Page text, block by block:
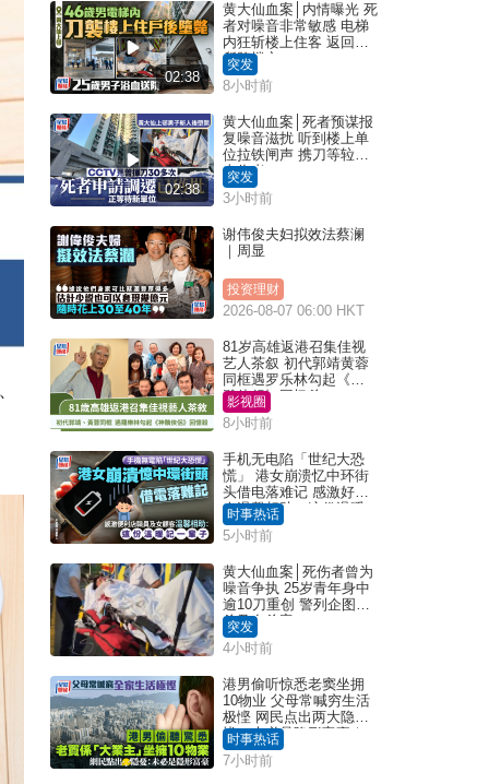
02:38
黄大仙血案│内情曝光 死
者对噪音非常敏感 电梯
内狂斩楼上住客 返回住
所堕楼亡
突发
8小时前
02:38
黄大仙血案│死者预谋报
复噪音滋扰 听到楼上单
位拉铁闸声 携刀等䢂伏
击伤者
突发
3小时前
谢伟俊夫妇拟效法蔡澜
｜周显
投资理财
2026-08-07 06:00 HKT
81岁高雄返港召集佳视
艺人茶叙 初代郭靖黄蓉
同框遇罗乐林勾起《神
雕侠侣》回忆杀
影视圈
8小时前
手机无电陷「世纪大恐
慌」 港女崩溃忆中环街
头借电落难记 感激好心
人温馨相助：这份温暖
记一辈子｜Juicy叮
时事热话
5小时前
黄大仙血案│死伤者曾为
噪音争执 25岁青年身中
逾10刀重创 警列企图谋
杀及自杀案
突发
4小时前
港男偷听惊悉老窦坐拥
10物业 父母常喊穷生活
极悭 网民点出两大隐
忧：未必是隐形富豪｜
Juicy叮
时事热话
7小时前